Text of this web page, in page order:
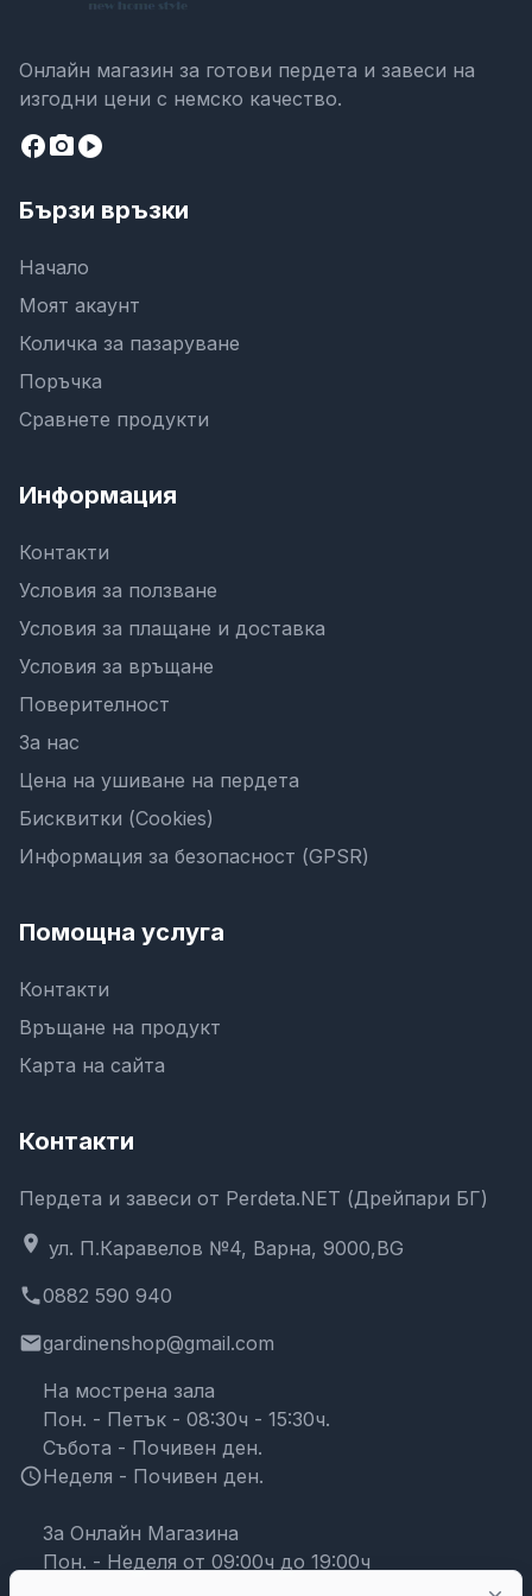
Онлайн магазин за готови пердета и завеси на
изгодни цени с немско качество.
facebookcamera_altplay_circle
Бързи връзки
Начало
Моят акаунт
Количка за пазаруване
Поръчка
Сравнете продукти
Информация
Контакти
Условия за ползване
Условия за плащане и доставка
Условия за връщане
Поверителност
За нас
Цена на ушиване на пердета
Бисквитки (Cookies)
Информация за безопасност (GPSR)
Помощна услуга
Контакти
Връщане на продукт
Карта на сайта
Контакти
Пердета и завеси от Perdeta.NET (Дрейпари БГ)
location_on ул. П.Каравелов №4, Варна, 9000,BG
phone0882 590 940
emailgardinenshop@gmail.com
schedule
На мострена зала
Пон. - Петък - 08:30ч - 15:30ч.
Събота - Почивен ден.
Неделя - Почивен ден.
За Онлайн Магазина
Пон. - Неделя от 09:00ч до 19:00ч